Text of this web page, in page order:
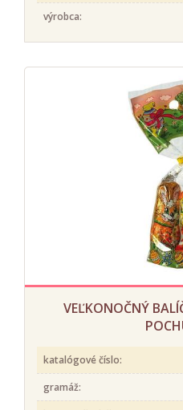
výrobca:
VEĽKONOČNÝ
katalógové číslo:
gramáž: